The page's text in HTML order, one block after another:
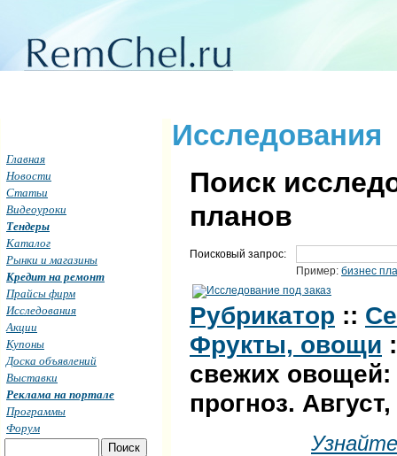
Исследования
Поиск
планов
Поисковый запрос:
Пример: бизнес
Рубрикатор ::
Фрукты, овощи
свежих
прогноз.
Главная
Новости
Статьи
Видеоуроки
Тендеры
Каталог
Рынки и магазины
Кредит на ремонт
Прайсы фирм
Исследования
Акции
Купоны
Доска объявлений
Выставки
Реклама на портале
Программы
Форум